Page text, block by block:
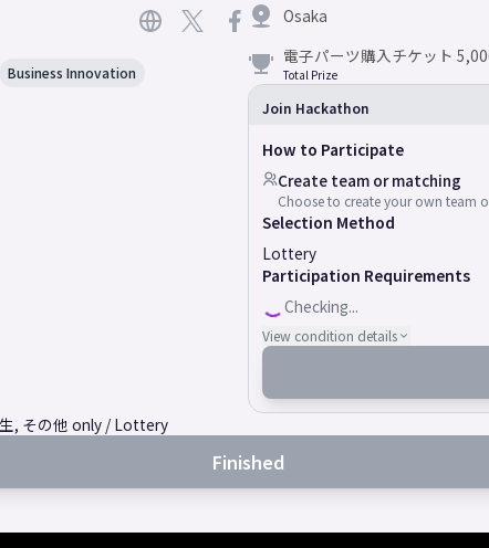
Business Innovation
Osaka
電子パーツ購入チケット
Total Prize
Join Hackathon
How to Participate
Create team or matching
Choose to create your own team
Selection Method
Lottery
Participation Requirements
Checking...
View condition details
, その他 only / Lottery
Finished